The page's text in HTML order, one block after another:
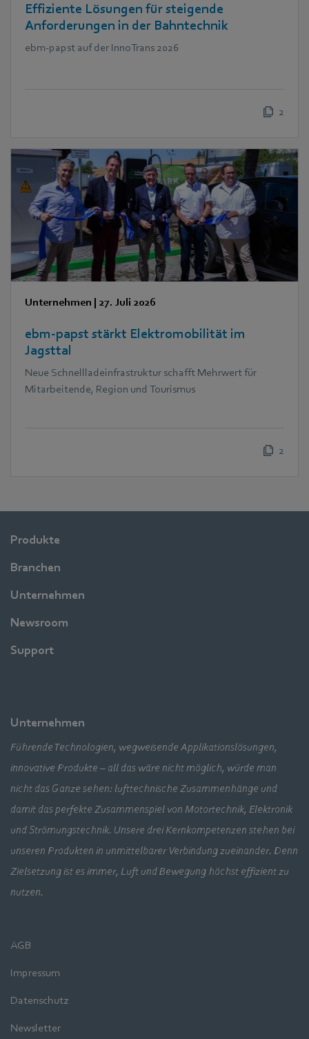
Effiziente Lösungen für steigende
Anforderungen in der Bahntechnik
ebm‑papst auf der InnoTrans 2026
2
Unternehmen | 27. Juli 2026
ebm‑papst stärkt Elektromobilität im
Jagsttal
Neue Schnellladeinfrastruktur schafft Mehrwert für
Mitarbeitende, Region und Tourismus
2
Produkte
Branchen
Unternehmen
Newsroom
Support
Unternehmen
Führende Technologien, wegweisende Applikationslösungen,
innovative Produkte – all das wäre nicht möglich, würde man
nicht das Ganze sehen: lufttechnische Zusammenhänge und
damit das perfekte Zusammenspiel von Motortechnik, Elektronik
und Strömungstechnik. Unsere drei Kernkompetenzen stehen bei
unseren Produkten in unmittelbarer Verbindung zueinander. Denn
Zielsetzung ist es immer, Luft und Bewegung höchst effizient zu
nutzen.
AGB
Impressum
Datenschutz
Newsletter